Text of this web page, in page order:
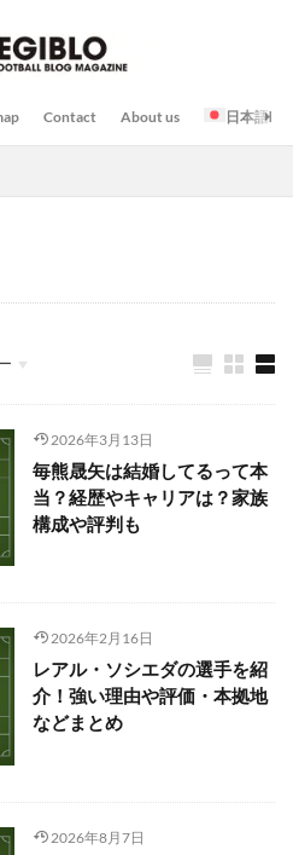
Contact About us 日本語
術
ング / 練習
選手
監督 / 代表者
ム / 施設 / コート
事 / 習慣
2026年3月13日
毎熊晟矢は結婚してるって本
当？経歴やキャリアは？家族
構成や評判も
2026年2月16日
レアル・ソシエダの選手を紹
介！強い理由や評価・本拠地
などまとめ
2026年8月7日